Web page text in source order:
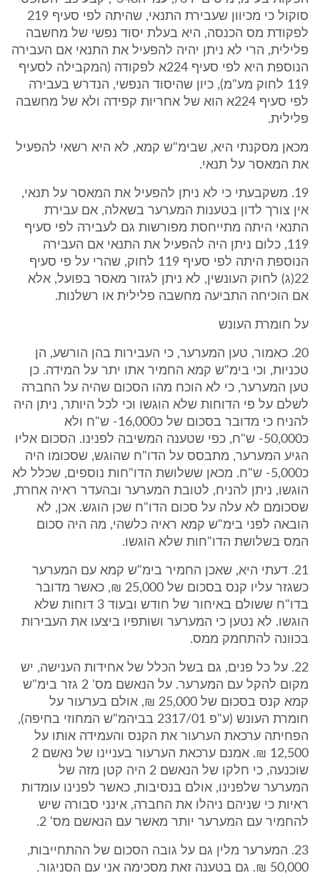
סוקול כי מכיוון שעבירת התנאי, שהיתה לפי סעיף 219
לפקודת מס הכנסה, היא בעלת יסוד נפשי של מחשבה
פלילית, הרי לא ניתן יהיה להפעיל את התנאי אם העבירה
הנוספת היא לפי סעיף 224א לפקודה (המקבילה לסעיף
119 לחוק מע"מ), כיון שהיסוד הנפשי, הנדרש בעבירה
לפי סעיף 224א הוא של אחריות קפידה ולא של מחשבה
פלילית.
מכאן מסקנתי היא, שבימ"ש קמא, לא היא רשאי להפעיל
את המאסר על תנאי.
19. משקבעתי כי לא ניתן להפעיל את המאסר על תנאי,
אין צורך לדון בטענות המערער בשאלה, אם עבירת
התנאי היתה מתייחסת מפורשות גם לעבירה לפי סעיף
119, כלום ניתן היה להפעיל את התנאי אם העבירה
הנוספת היתה לפי סעיף 119 לחוק, שהרי על פי סעיף
22(ג) לחוק העונשין, לא ניתן לגזור מאסר בפועל, אלא
אם הוכיחה התביעה מחשבה פלילית או רשלנות.
על חומרת העונש
20. כאמור, טען המערער, כי העבירות בהן הורשע, הן
טכניות, וכי בימ"ש קמא החמיר אתו יתר על המידה. כן
טען המערער, כי לא הוכח מהו הסכום שהיה על החברה
לשלם על פי הדוחות שלא הוגשו וכי לכל היותר, ניתן היה
להניח כי מדובר בסכום של כ16,000- ש"ח ולא
כ50,000- ש"ח, כפי שטענה המשיבה לפנינו. הסכום אליו
הגיע המערער, מתבסס על הדו"ח שהוגש, שסכומו היה
כ5,000- ש"ח. מכאן ששלושת הדו"חות נוספים, שכלל לא
הוגשו, ניתן להניח, לטובת המערער ובהעדר ראיה אחרת,
שסכומם לא עלה על סכום הדו"ח שכן הוגש. אכן, לא
הובאה לפני בימ"ש קמא ראיה כלשהי, מה היה סכום
המס בשלושת הדו"חות שלא הוגשו.
21. דעתי היא, שאכן החמיר בימ"ש קמא עם המערער
כשגזר עליו קנס בסכום של 25,000 ₪, כאשר מדובר
בדו"ח ששולם באיחור של חודש ובעוד 3 דוחות שלא
הוגשו. לא נטען כי המערער ושותפיו ביצעו את העבירות
בכוונה להתחמק ממס.
22. על כל פנים, גם בשל הכלל של אחידות הענישה, יש
מקום להקל עם המערער. על הנאשם מס' 2 גזר בימ"ש
קמא קנס בסכום של 25,000 ₪, אולם בערעור על
חומרת העונש (ע"פ 2317/01 בביהמ"ש המחוזי בחיפה),
הפחיתה ערכאת הערעור את הקנס והעמידה אותו על
12,500 ₪. אמנם ערכאת הערעור בעניינו של נאשם 2
שוכנעה, כי חלקו של הנאשם 2 היה קטן מזה של
המערער שלפנינו, אולם בנסיבות, כאשר לפנינו עומדות
ראיות כי שניהם ניהלו את החברה, אינני סבורה שיש
להחמיר עם המערער יותר מאשר עם הנאשם מס' 2.
23. המערער מלין גם על גובה הסכום של ההתחייבות,
50,000 ₪. גם בטענה זאת מסכימה אני עם הסניגור.